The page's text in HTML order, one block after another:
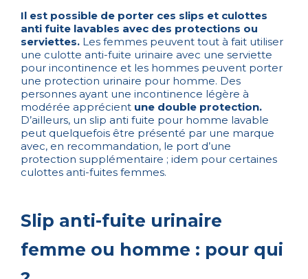
Il est possible de porter ces slips et culottes
anti fuite lavables avec des protections ou
serviettes. Les femmes peuvent tout à fait utiliser
une culotte anti-fuite urinaire avec une serviette
pour incontinence et les hommes peuvent porter
une protection urinaire pour homme. Des
personnes ayant une incontinence légère à
modérée apprécient une double protection.
D’ailleurs, un slip anti fuite pour homme lavable
peut quelquefois être présenté par une marque
avec, en recommandation, le port d’une
protection supplémentaire ; idem pour certaines
culottes anti-fuites femmes.
Slip anti-fuite urinaire
femme ou homme : pour qui